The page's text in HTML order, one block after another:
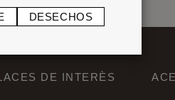
DE INTERÈS
DESECHOS